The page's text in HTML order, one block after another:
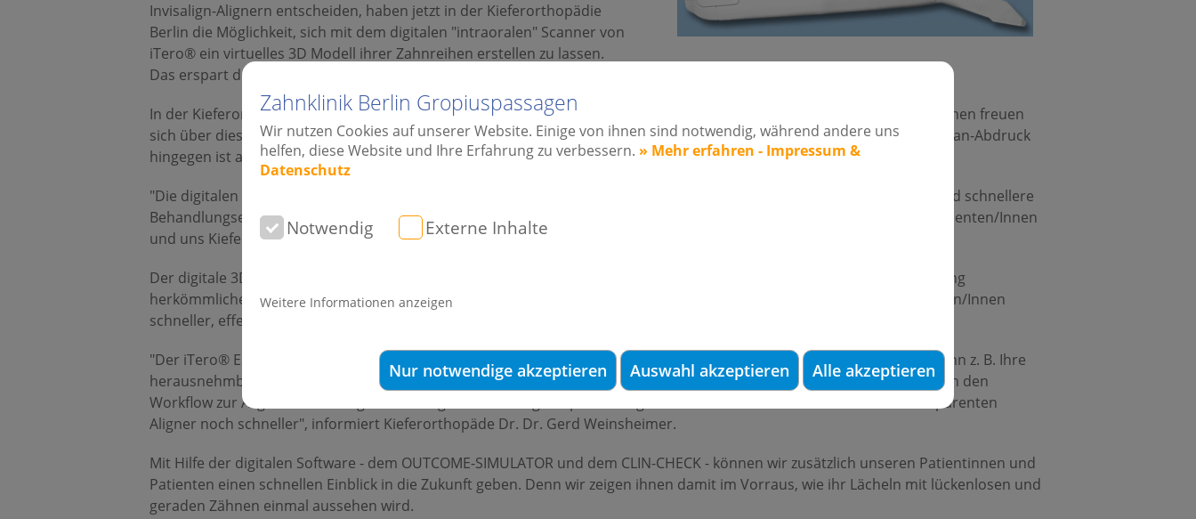
Zahnklinik Berlin Gropiuspassagen
Wir nutzen Cookies auf unserer Website. Einige von ihnen sind notwendig, während andere uns
helfen, diese Website und Ihre Erfahrung zu verbessern. » Mehr erfahren - Impressum &
Datenschutz
Notwendig Externe Inhalte
Weitere Informationen anzeigen
Nur notwendige akzeptieren Auswahl akzeptieren Alle akzeptieren
Invisalign-Alignern entscheiden, haben jetzt in der Kieferorthopädie
Berlin die Möglichkeit, sich mit dem digitalen "intraoralen" Scanner von
iTero® ein virtuelles 3D Modell ihrer Zahnreihen erstellen zu lassen.
Das erspart den für manche Menschen unangenehmen Silikon- oder Alginatabdruck.
In der Kieferorthopädie Dres. Weinsheimer-Harms in Berlin steht alles im Zeichen neuer Technologie. Viele Patienten/Innen freuen
sich über diese Neuheit, denn für viele waren die Abdrücke mit der herkömmlichen Abdruckmasse unangenehm. Der Scan-Abdruck
hingegen ist angenehm und wird bevorzugt.
"Die digitalen Technologien wie der 3D-Scanner eröffnen uns neue Welten sowie bessere Behandlungsmöglichkeiten und schnellere
Behandlungsergebnisse. Auch optimieren und erleichtern diese modernen 3D-Technologien die Behandlung für die Patienten/Innen
und uns Kieferorthopäden", erklärt uns Fachzahnärztin für Kieferorthopädie Dr. Leonie Weinsheimer-Harms.
Der digitale 3D-Scanner ist eine Neuentwicklung in der Kieferorthopädie. Er kann in der Diagnostik und in der Behandlung
herkömmliche Abdrücke und Gipsmodelle in zahlreichen Bereichen ersetzen. Dies macht die Zahnkorrektur für Patienten/Innen
schneller, effektiver und angenehmer.
"Der iTero® Element™ 3D-Scanner hilft uns naturgetreue digitale Zahn- und Kiefermodelle anzufertigen, nach denen dann z. B. Ihre
herausnehmbaren unsichtbaren Invisalign-Zahnspangen herstellt werden können. Die digitalen Abdruckdaten können in den
Workflow zur Alignerherstellung bei Invisalign-Behandlungen optimal eingebunden werden. Sie erhalten so Ihre transparenten
Aligner noch schneller", informiert Kieferorthopäde Dr. Dr. Gerd Weinsheimer.
Mit Hilfe der digitalen Software - dem OUTCOME-SIMULATOR und dem CLIN-CHECK - können wir zusätzlich unseren Patientinnen und
Patienten einen schnellen Einblick in die Zukunft geben. Denn wir zeigen ihnen damit im Vorraus, wie ihr Lächeln mit lückenlosen und
geraden Zähnen einmal aussehen wird.